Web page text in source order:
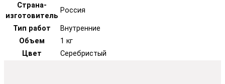
Страна-
изготовитель
Россия
Тип работ
Внутренние
Объем
1 кг
Цвет
Серебристый